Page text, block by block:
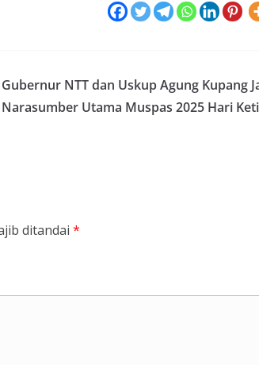
Gubernur NTT dan Uskup Agung Kupang
Narasumber Utama Muspas 2025 Hari
ditandai *